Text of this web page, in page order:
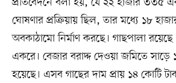
ঘোষণার প্রক্রিয়ায় ছিল, তার মধ্যে ১৮
অবকাঠামো নির্মাণ করছে। গাছপালা
একরে। বেজার বরাদ্দ দেওয়া জমিতে সাড়ে
হয়েছে। এসব গাছের দাম প্রায় ১৪ কোটি